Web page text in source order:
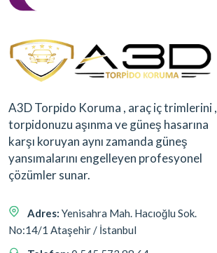
A3D Torpido Koruma , araç iç trimlerini ,
torpidonuzu aşınma ve güneş hasarına
karşı koruyan aynı zamanda güneş
yansımalarını engelleyen profesyonel
çözümler sunar.
Adres: Yenisahra Mah. Hacıoğlu Sok.
No:14/1 Ataşehir / İstanbul